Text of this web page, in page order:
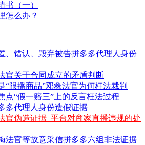
书（一）
怎么办？
、错认、毁弃被告拼多多代理人身份
官关于合同成立的矛盾判断
“限播商品”邓鑫法官为何枉法裁判
点“假一赔三”上的反言枉法过程
多代理人身份造假证据
官伪造证据_平台对商家直播违规的处
法官等故意采信拼多多六组非法证据